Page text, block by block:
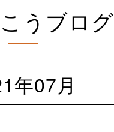
うブログ
年07月